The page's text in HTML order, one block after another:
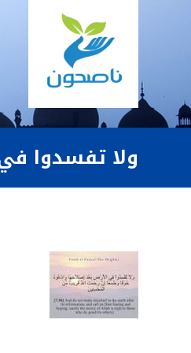
ولا تفسدوا